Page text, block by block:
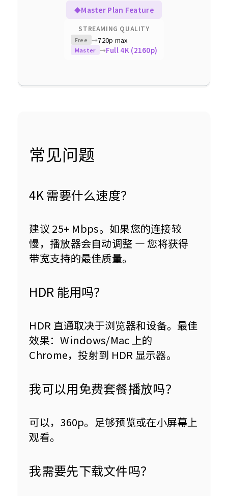
◆Master Plan Feature
STREAMING QUALITY
Free →720p max
Master →Full 4K (2160p)
常见问题
4K 需要什么速度？
建议 25+ Mbps。如果您的连接较
慢，播放器会自动调整 — 您将获得
带宽支持的最佳质量。
HDR 能用吗？
HDR 直通取决于浏览器和设备。最佳
效果：Windows/Mac 上的
Chrome，投射到 HDR 显示器。
我可以用免费套餐播放吗？
可以，360p。足够预览或在小屏幕上
观看。
我需要先下载文件吗？